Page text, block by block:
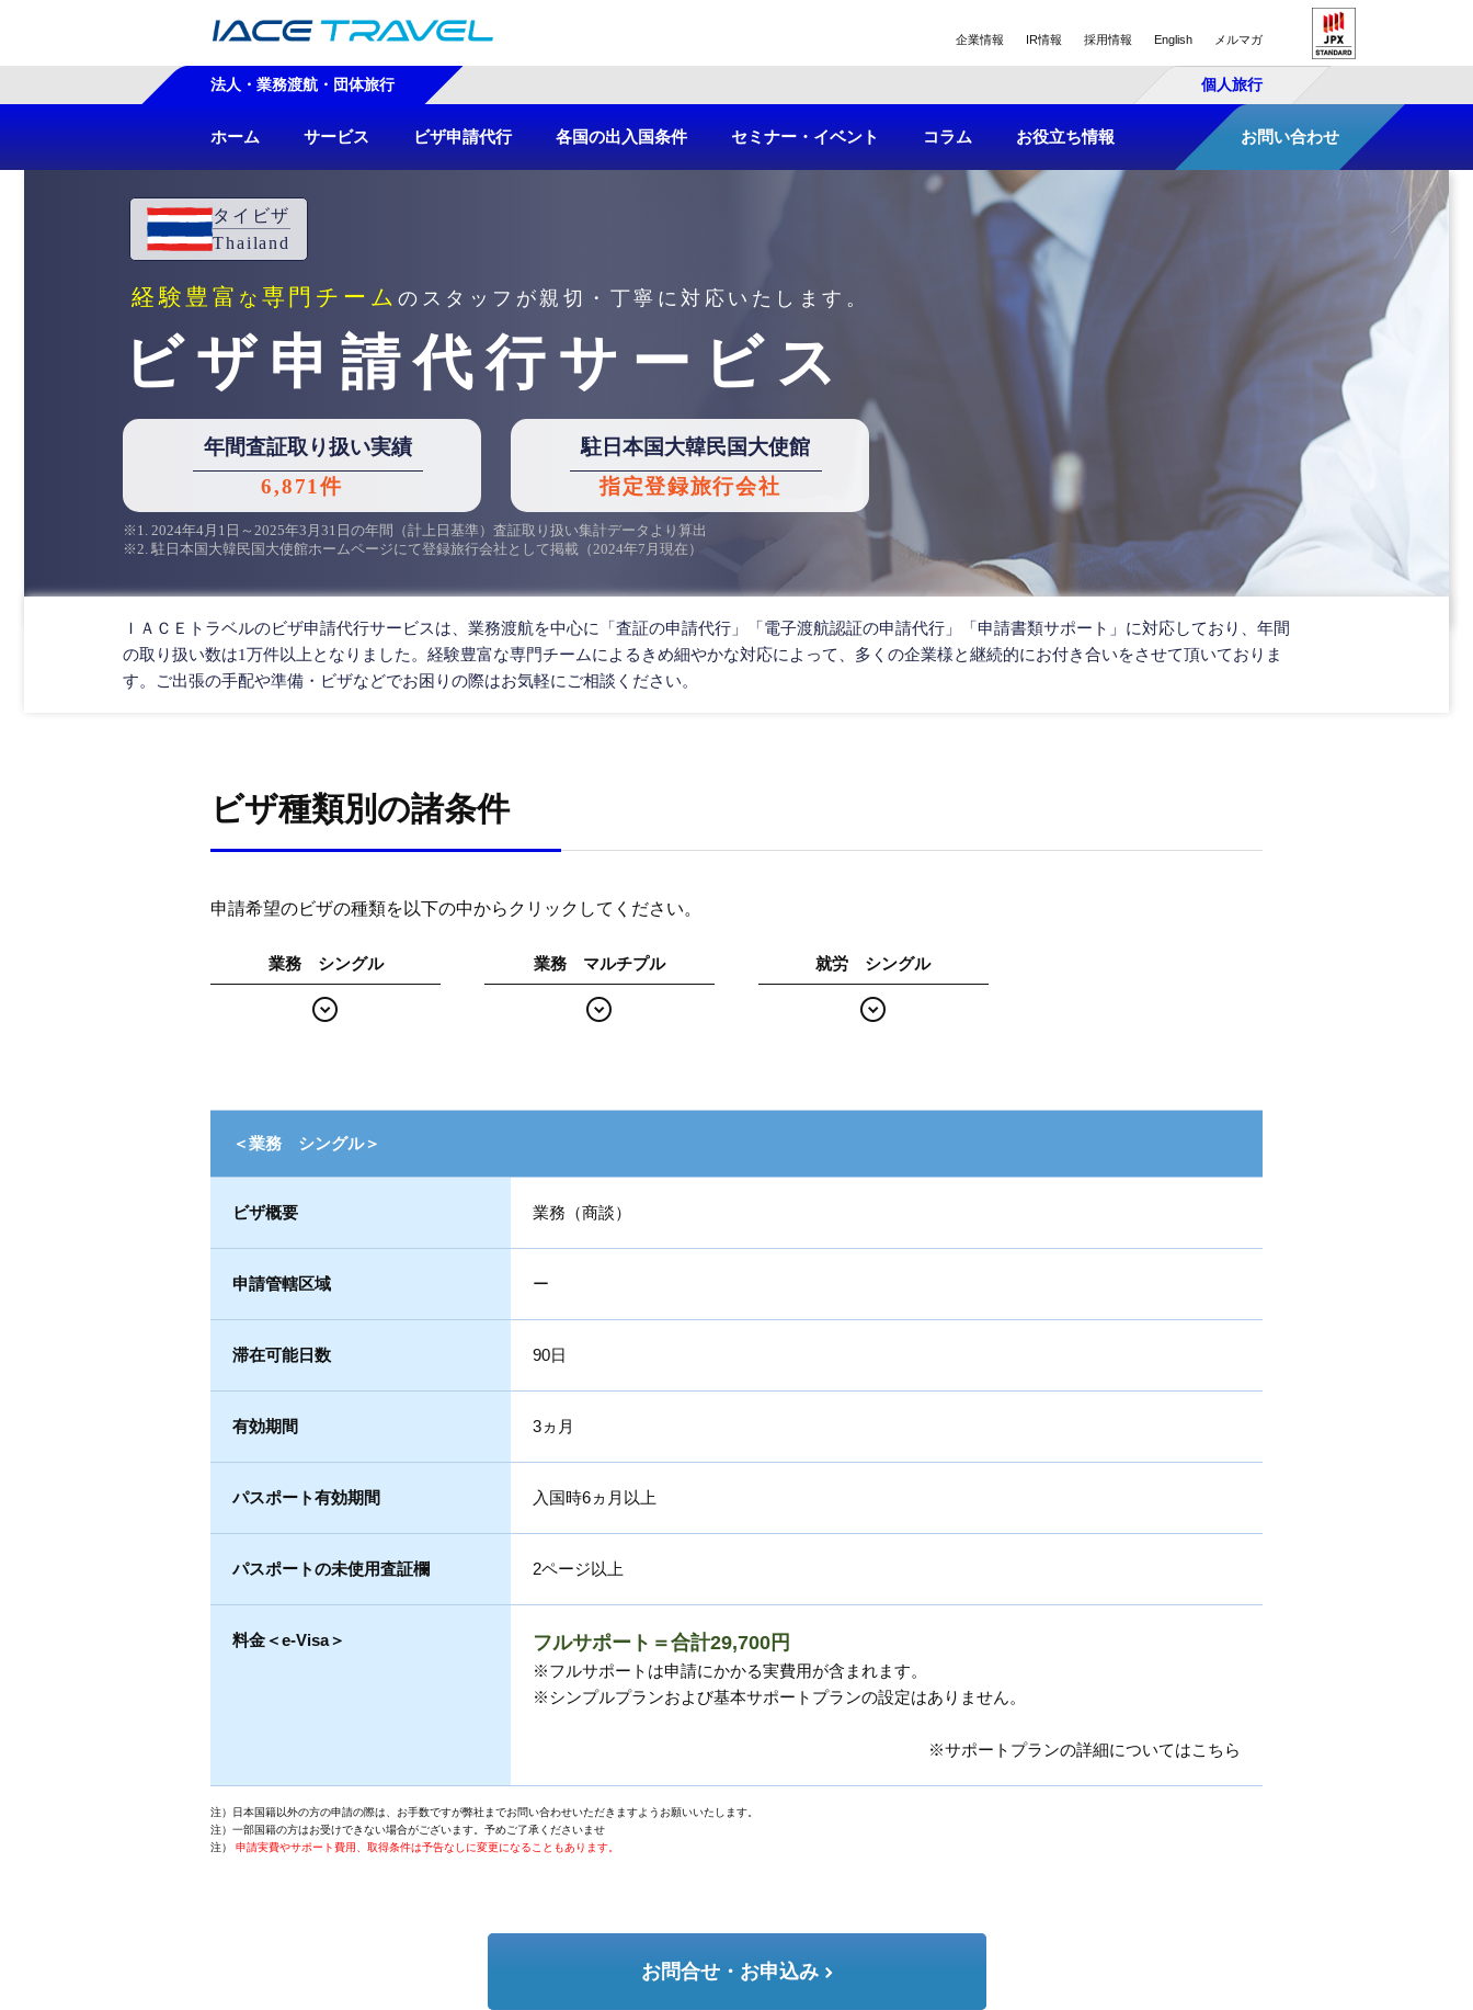
企業情報 IR情報 採用情報 English メルマガ
法人・業務渡航・団体旅行 個人旅行
ホーム サービス ビザ申請代行 各国の出入国条件 セミナー・イベント コラム お役立ち情報 お問い合わせ
タイビザ
Thailand
経験豊富 な 専門チーム のスタッフが親切・丁寧に対応いたします。
ビザ申請代行サービス
年間査証取り扱い実績
6,871件
駐日本国大韓民国大使館
指定登録旅行会社
※1. 2024年4月1日～2025年3月31日の年間（計上日基準）査証取り扱い集計データより算出
※2. 駐日本国大韓民国大使館ホームページにて登録旅行会社として掲載（2024年7月現在）
ＩＡＣＥトラベルのビザ申請代行サービスは、業務渡航を中心に「査証の申請代行」「電子渡航認証の申請代行」「申請書類サポート」に対応しており、年間
の取り扱い数は1万件以上となりました。経験豊富な専門チームによるきめ細やかな対応によって、多くの企業様と継続的にお付き合いをさせて頂いておりま
す。ご出張の手配や準備・ビザなどでお困りの際はお気軽にご相談ください。
ビザ種類別の諸条件
申請希望のビザの種類を以下の中からクリックしてください。
業務 シングル 業務 マルチプル 就労 シングル
＜業務 シングル＞
ビザ概要 業務（商談）
申請管轄区域 ー
滞在可能日数 90日
有効期間 3ヵ月
パスポート有効期間 入国時6ヵ月以上
パスポートの未使用査証欄 2ページ以上
料金＜e-Visa＞ フルサポート＝合計29,700円
※フルサポートは申請にかかる実費用が含まれます。
※シンプルプランおよび基本サポートプランの設定はありません。
※サポートプランの詳細についてはこちら
注）日本国籍以外の方の申請の際は、お手数ですが弊社までお問い合わせいただきますようお願いいたします。
注）一部国籍の方はお受けできない場合がございます。予めご了承くださいませ
注） 申請実費やサポート費用、取得条件は予告なしに変更になることもあります。
お問合せ・お申込み